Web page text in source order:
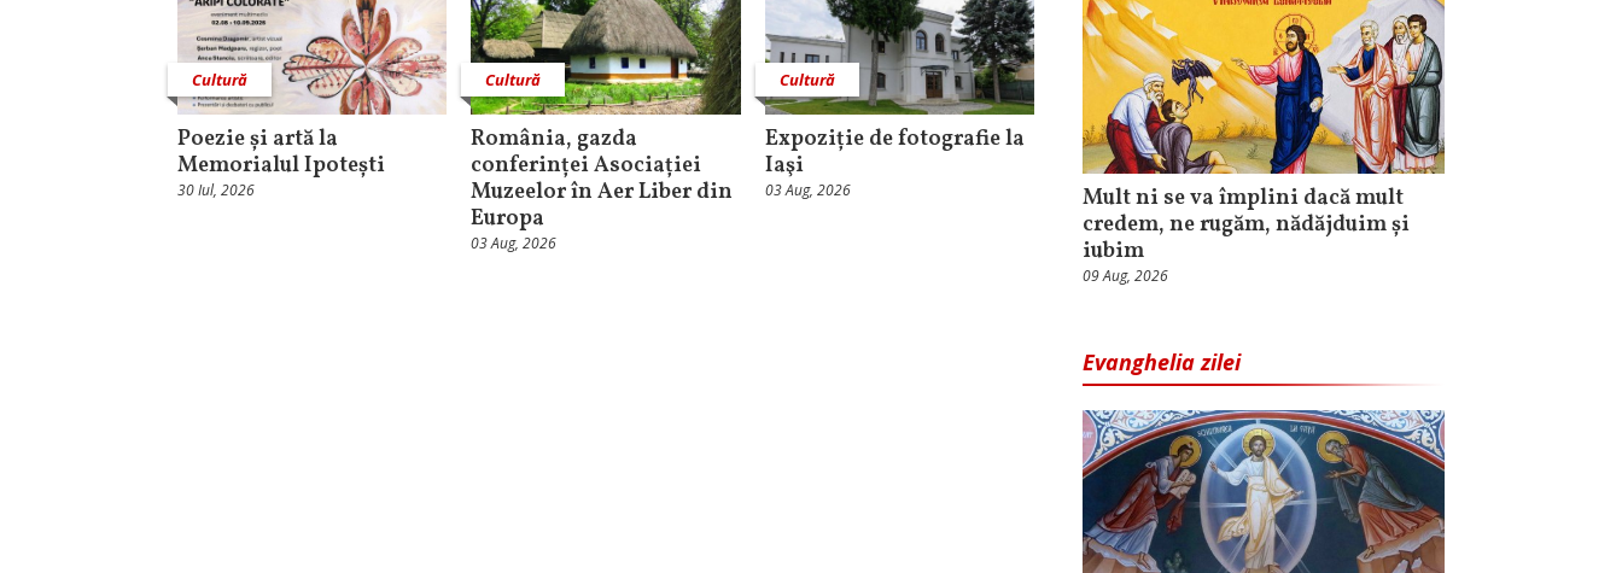
Cultură
Poezie și artă la
Memorialul Ipotești
30 Iul, 2026
Cultură
România, gazda
conferinței Asociației
Muzeelor în Aer Liber din
Europa
03 Aug, 2026
Cultură
Expoziție de fotografie la
Iaşi
03 Aug, 2026
Mult ni se va împlini dacă mult
credem, ne rugăm, nădăjduim și
iubim
09 Aug, 2026
Evanghelia zilei